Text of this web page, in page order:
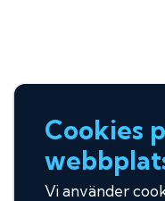
Cookies
Vi använder